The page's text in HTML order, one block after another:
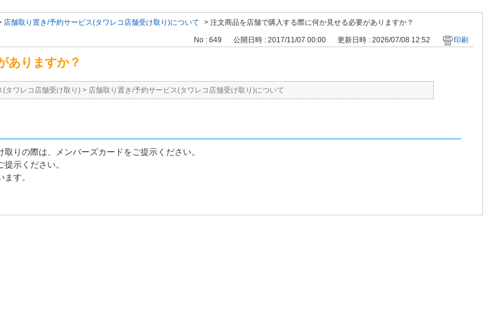
店舗取り置き/予約サービス(タワレコ店舗受け取り)について > 注文商品を店舗で購入する際に何か見せる必要がありますか？
No : 649 公開日時 : 2017/11/07 00:00 更新日時 : 2026/07/08 12:52 印刷
ありますか？
(タワレコ店舗受け取り) > 店舗取り置き/予約サービス(タワレコ店舗受け取り)について
りの際は、メンバーズカードをご提示ください。
示ください。
す。